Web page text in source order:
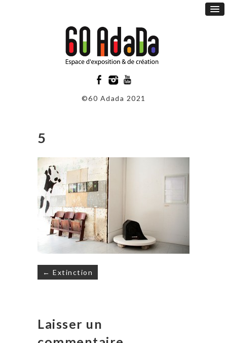
©60 Adada 2021
5
Navigation
de
← Extinction
Laisser un